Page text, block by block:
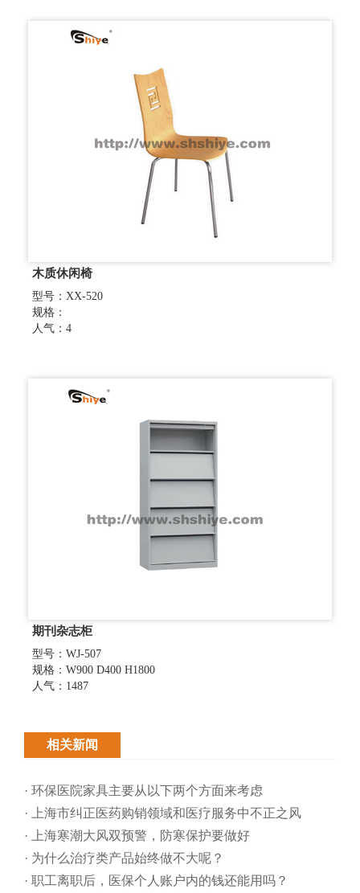
木质休闲椅
型号：XX-520
规格：
人气：4
期刊杂志柜
型号：WJ-507
规格：W900 D400 H1800
人气：1487
相关新闻
· 环保医院家具主要从以下两个方面来考虑
· 上海市纠正医药购销领域和医疗服务中不正之风
· 上海寒潮大风双预警，防寒保护要做好
· 为什么治疗类产品始终做不大呢？
· 职工离职后，医保个人账户内的钱还能用吗​？